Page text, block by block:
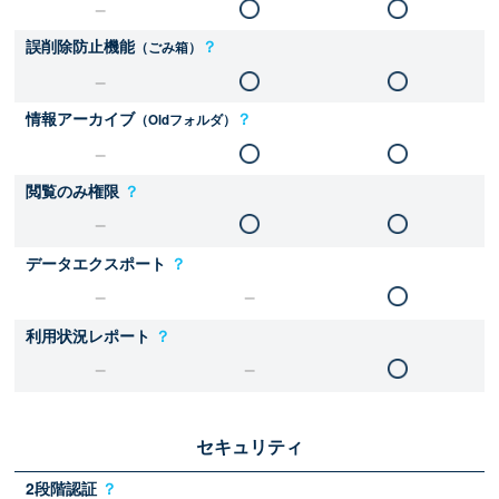
誤削除防止機能（ごみ箱） ？
情報アーカイブ（Oldフォルダ） ？
閲覧のみ権限 ？
データエクスポート ？
利用状況レポート ？
セキュリティ
2段階認証 ？